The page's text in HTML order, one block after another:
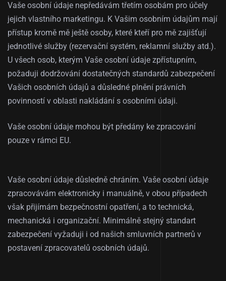
Vaše osobní údaje nepředávám třetím osobám pro účely
jejich vlastního marketingu. K Vašim osobním údajům mají
přístup kromě mě ještě osoby, které kteří pro mě zajišťují
jednotlivé služby (rezervační systém, reklamní služby atd.).
U všech osob, kterým Vaše osobní údaje zpřístupním,
požaduji dodržování dostatečných standardů zabezpečení
Vašich osobních údajů a důsledné plnění právních
povinností v oblasti nakládání s osobními údaji.
Vaše osobní údaje mohou být předány ke zpracování
pouze v rámci EU.
Vaše osobní údaje důsledně chráním. Vaše osobní údaje
zpracovávám elektronicky i manuálně, v obou případech
však přijímám bezpečnostní opatření, a to technická,
mechanická i organizační. Minimálně stejný standart
zabezpečení vyžaduji i od našich smluvních partnerů v
postavení zpracovatelů osobních údajů.